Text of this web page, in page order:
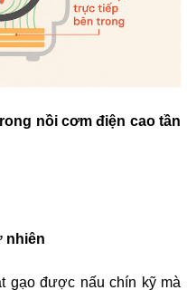
nồi cơm điện cao tần
nhiên
gạo được nấu chín kỹ mà